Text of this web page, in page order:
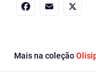
Mais na coleção